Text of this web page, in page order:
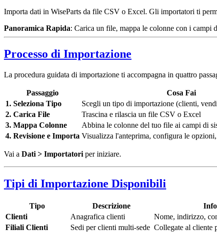
Importa dati in WiseParts da file CSV o Excel. Gli importatori ti
Panoramica Rapida: Carica un file, mappa le colonne con i campi
Processo di Importazione
La procedura guidata di importazione ti accompagna in quattro
Passaggio
Cosa Fai
1. Seleziona Tipo
Scegli un tipo di importazione (clienti,
2. Carica File
Trascina e rilascia un file CSV o Excel
3. Mappa Colonne
Abbina le colonne del tuo file ai campi di
4. Revisione e Importa Visualizza l'anteprima, configura le
Vai a Dati > Importatori per iniziare.
Tipi di Importazione Disponibili
Tipo Descrizione
Clienti
Anagrafica clienti
Nome, indirizzo,
Filiali Clienti
Sedi per clienti multi-sede Collegate al cliente